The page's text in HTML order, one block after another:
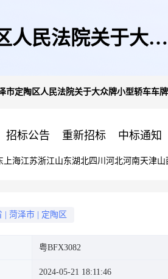
人民法院关于大众
市定陶区人民法院关于大众牌小型轿车车
招标公告 重新招标 中标通知
上海江苏浙江山东湖北四川 河北河南天津山
菏泽市 定陶区
粤BFX3082
2024-05-21 18:11:46